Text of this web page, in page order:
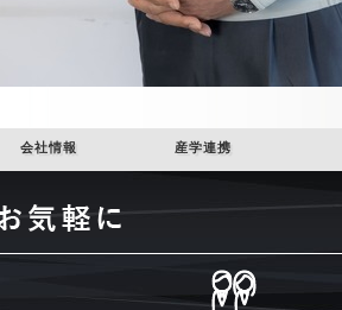
会社情報 産学連携